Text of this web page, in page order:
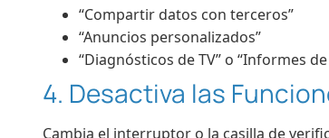
“Compartir datos con terceros”
“Anuncios personalizados”
“Diagnósticos de TV” o “Informes
4. Desactiva las
Cambia el interruptor o la casilla de